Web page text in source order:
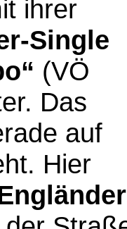
ihrer
Single
(VÖ
Das
auf
Hier